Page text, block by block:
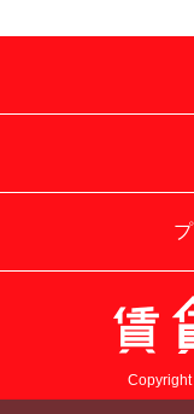
Copyright